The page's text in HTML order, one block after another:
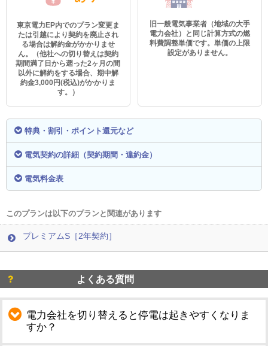
東京電力EP内でのプラン変更ま
たは引越により契約を廃止され
る場合は解約金がかかりませ
ん。（他社への切り替えは契約
期間満了日から遡った2ヶ月の間
以外に解約をする場合、期中解
約金3,000円(税込)がかかりま
す。）
旧一般電気事業者（地域の大手
電力会社）と同じ計算方式の燃
料費調整単価です。単価の上限
設定がありません。
特典・割引・ポイント還元など
電気契約の詳細（契約期間・違約金）
電気料金表
このプランは以下のプランと関連があります
プレミアムS［2年契約］
よくある質問
電力会社を切り替えると停電は起きやすくなりま
すか？